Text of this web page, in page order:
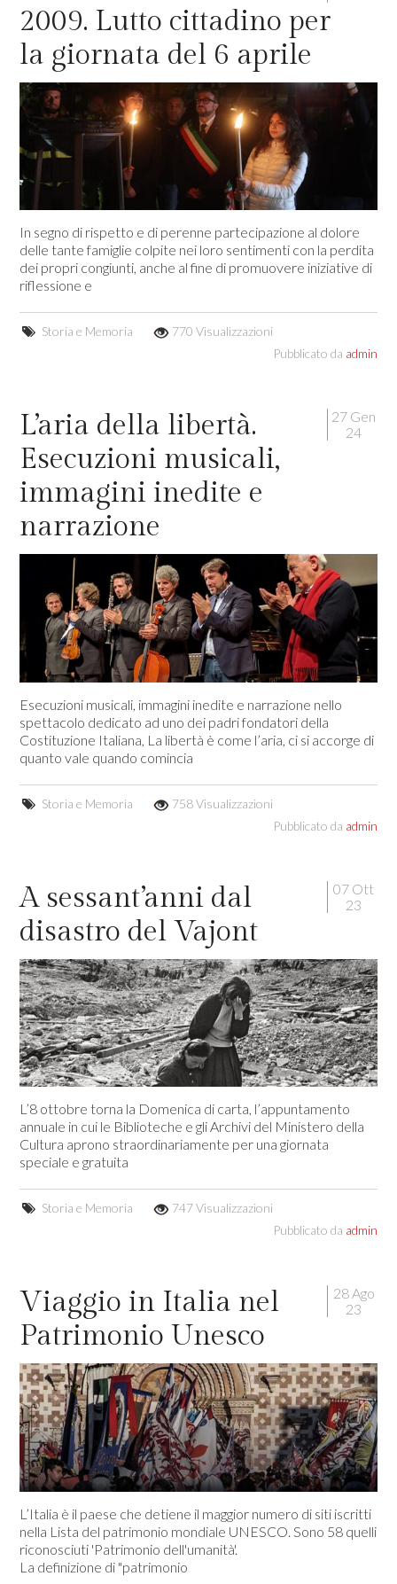
2009. Lutto cittadino per
la giornata del 6 aprile
In segno di rispetto e di perenne partecipazione al dolore
delle tante famiglie colpite nei loro sentimenti con la perdita
dei propri congiunti, anche al fine di promuovere iniziative di
riflessione e
Storia e Memoria
770 Visualizzazioni
Pubblicato da admin
27 Gen
24
L’aria della libertà.
Esecuzioni musicali,
immagini inedite e
narrazione
Esecuzioni musicali, immagini inedite e narrazione nello
spettacolo dedicato ad uno dei padri fondatori della
Costituzione Italiana, La libertà è come l’aria, ci si accorge di
quanto vale quando comincia
Storia e Memoria
758 Visualizzazioni
Pubblicato da admin
07 Ott
23
A sessant’anni dal
disastro del Vajont
L’8 ottobre torna la Domenica di carta, l’appuntamento
annuale in cui le Biblioteche e gli Archivi del Ministero della
Cultura aprono straordinariamente per una giornata
speciale e gratuita
Storia e Memoria
747 Visualizzazioni
Pubblicato da admin
28 Ago
23
Viaggio in Italia nel
Patrimonio Unesco
L’Italia è il paese che detiene il maggior numero di siti iscritti
nella Lista del patrimonio mondiale UNESCO. Sono 58 quelli
riconosciuti 'Patrimonio dell'umanità'.
La definizione di "patrimonio